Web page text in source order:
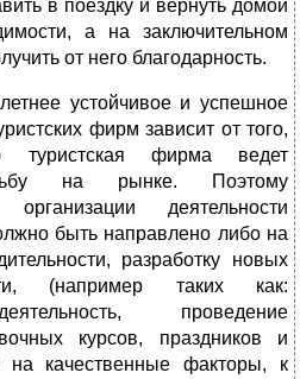
в поездку и вернуть домой
а на заключительном
от него благодарность.
устойчивое и успешное
фирм зависит от того,
туристская фирма ведет
на рынке. Поэтому
организации деятельности
быть направлено либо на
разработку новых
(например таких как:
проведение
курсов, праздников и
на качественные факторы, к